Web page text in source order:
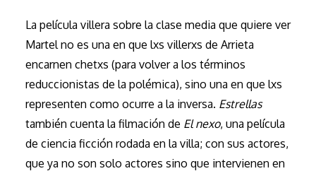
La película villera sobre la clase media que quiere ver
Martel no es una en que lxs villerxs de Arrieta
encarnen chetxs (para volver a los términos
reduccionistas de la polémica), sino una en que lxs
representen como ocurre a la inversa. Estrellas
también cuenta la filmación de El nexo, una película
de ciencia ficción rodada en la villa; con sus actores,
que ya no son solo actores sino que intervienen en